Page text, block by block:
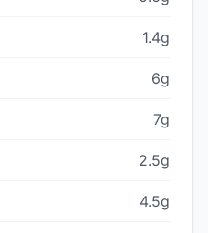
1.4g
6g
7g
2.5g
4.5g